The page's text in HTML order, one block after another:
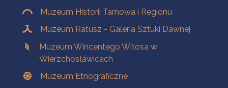
Muzeum Historii Tarnowa i Regionu
Muzeum Ratusz - Galeria Sztuki Dawnej
Muzeum Wincentego Witosa w
Wierzchosławicach
Muzeum Etnograficzne